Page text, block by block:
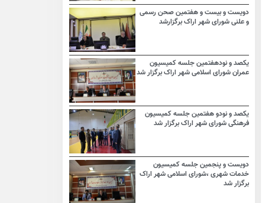
دویست و بیست و هفتمین صحن رسمی
و علنی شورای شهر اراک برگزارشد
یکصد و نودهفتمین جلسه کمیسیون
عمران شورای اسلامی شهر اراک برگزار شد
یکصد و نودو هفتمین جلسه کمیسیون
فرهنگی شورای شهر اراک برگزار شد
دویست و پنجمین جلسه کمیسیون
خدمات شهری ،شورای اسلامی شهر اراک
برگزار شد